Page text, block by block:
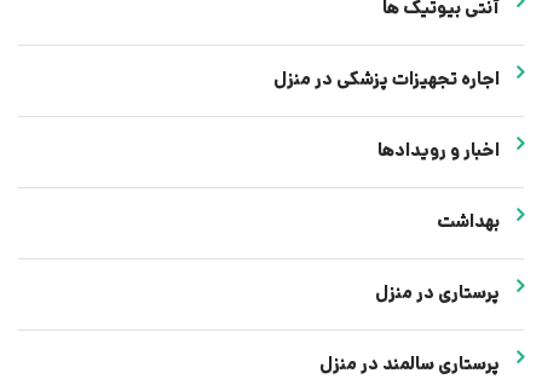
آنتی بیوتیک ها
اجاره تجهیزات پزشکی در منزل
اخبار و رویدادها
بهداشت
پرستاری در منزل
پرستاری سالمند در منزل